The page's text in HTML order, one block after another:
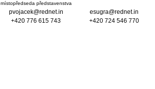
místopředseda představenstva
pvojacek@rednet.in esugra@rednet.in
+420 776 615 743 +420 724 546 770